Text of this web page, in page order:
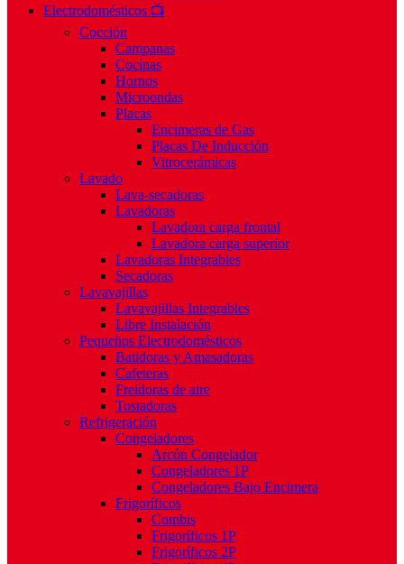
Electrodomésticos 📺
Cocción
Campanas
Cocinas
Hornos
Microondas
Placas
Encimeras de Gas
Placas De Inducción
Vitrocerámicas
Lavado
Lava-secadoras
Lavadoras
Lavadora carga frontal
Lavadora carga superior
Lavadoras Integrables
Secadoras
Lavavajillas
Lavavajillas Integrables
Libre Instalación
Pequeños Electrodomésticos
Batidoras y Amasadoras
Cafeteras
Freidoras de aire
Tostadoras
Refrigeración
Congeladores
Arcón Congelador
Congeladores 1P
Congeladores Bajo Encimera
Frigoríficos
Combis
Frigoríficos 1P
Frigoríficos 2P